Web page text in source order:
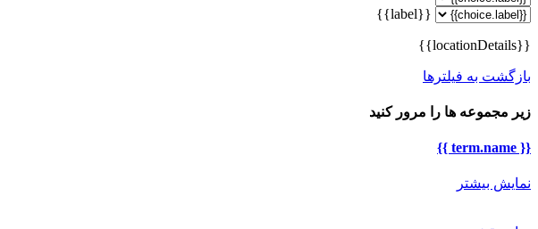
{{label}}
{{locationDetails}}
بازگشت به فیلترها
زیر مجموعه ها را مرور کنید
{{ term.name }}
نمایش بیشتر